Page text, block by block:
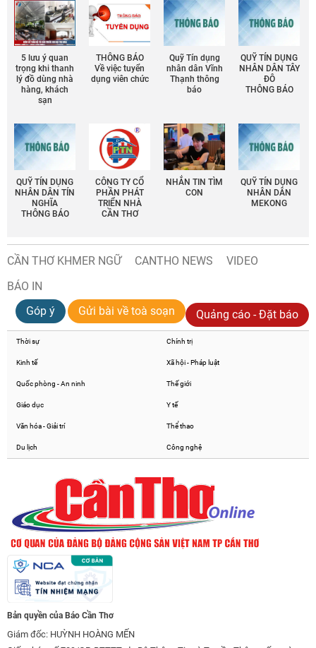
5 lưu ý quan
trọng khi thanh
lý đồ dùng nhà
hàng, khách
sạn
THÔNG BÁO
Về việc tuyển
dụng viên chức
Quỹ Tín dụng
nhân dân Vĩnh
Thạnh thông
báo
QUỸ TÍN DỤNG
NHÂN DÂN TÂY
ĐÔ
THÔNG BÁO
QUỸ TÍN DỤNG
NHÂN DÂN TÍN
NGHĨA
THÔNG BÁO
CÔNG TY CỔ
PHẦN PHÁT
TRIỂN NHÀ
CẦN THƠ
NHẮN TIN TÌM
CON
QUỸ TÍN DỤNG
NHÂN DÂN
MEKONG
CẦN THƠ KHMER NGỮ CANTHO NEWS
VIDEO
BÁO IN
Góp ý
Gửi bài về toà soạn Quảng cáo - Đặt báo
Thời sự Chính trị
Kinh tế Xã hội - Pháp luật
Quốc phòng - An ninh Thế giới
Giáo dục Y tế
Văn hóa - Giải trí Thể thao
Du lịch Công nghệ
Bản quyền của Báo Cần Thơ
Giám đốc: HUỲNH HOÀNG MẾN